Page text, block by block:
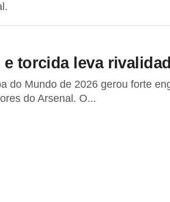
torcida leva
do Mundo de 2026 gerou forte
do Arsenal. O...